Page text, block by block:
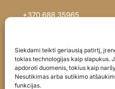
Siekdami teikti geriausią patirtį,
tokias technologijas kaip slapukus.
apdoroti duomenis, tokius kaip
Nesutikimas arba sutikimo
funkcijas.
+370 688 35965